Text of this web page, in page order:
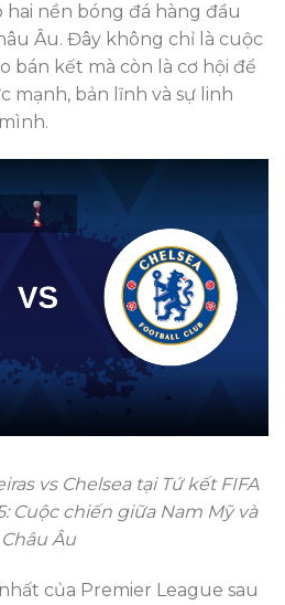
hai nền bóng đá hàng đầu
Âu. Đây không chỉ là cuộc
bán kết mà còn là cơ hội để
mạnh, bản lĩnh và sự linh
vs Chelsea tại Tứ kết FIFA
Cuộc chiến giữa Nam Mỹ và
Châu Âu
của Premier League sau